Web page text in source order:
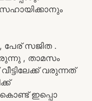
സഹായിക്കാനും
, പേര് സജിത .
, താമസം
വരുന്നത്
ഇപ്പൊ